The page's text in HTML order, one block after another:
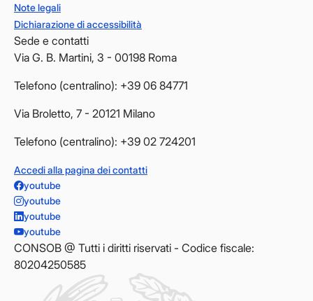
Note legali
Dichiarazione di accessibilità
Sede e contatti
Via G. B. Martini, 3 - 00198 Roma
Telefono (centralino): +39 06 84771
Via Broletto, 7 - 20121 Milano
Telefono (centralino): +39 02 724201
Accedi alla pagina dei contatti
youtube
youtube
youtube
youtube
CONSOB @ Tutti i diritti riservati - Codice fiscale:
80204250585